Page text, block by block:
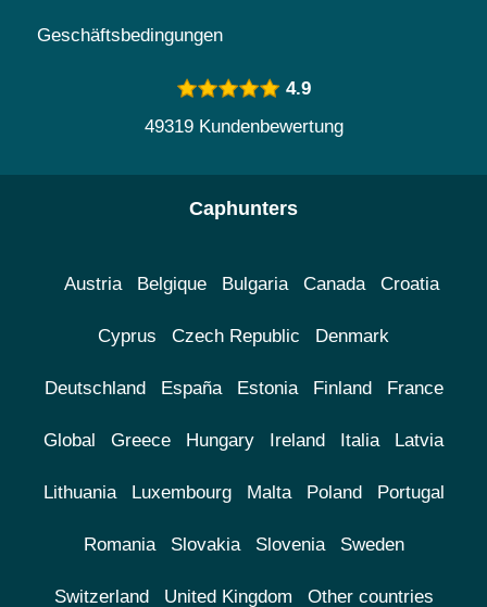
Geschäftsbedingungen
4.9
49319 Kundenbewertung
Caphunters
Austria Belgique Bulgaria Canada Croatia
Cyprus Czech Republic Denmark
Deutschland España Estonia Finland France
Global Greece Hungary Ireland Italia Latvia
Lithuania Luxembourg Malta Poland Portugal
Romania Slovakia Slovenia Sweden
Switzerland United Kingdom Other countries